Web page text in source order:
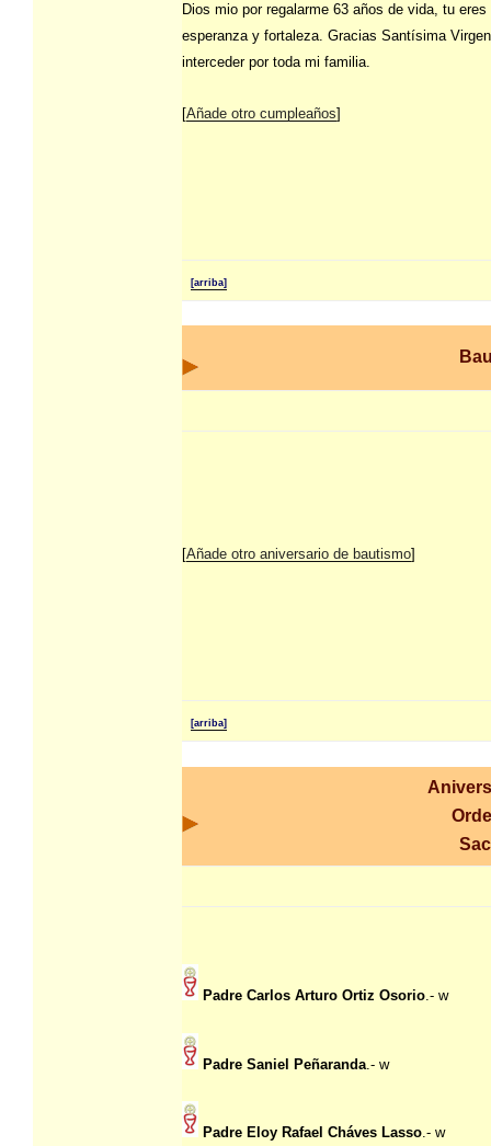
Dios mio por regalarme 63 años de vida, tu eres
esperanza y fortaleza. Gracias Santísima
interceder por toda mi familia.
[Añade otro cumpleaños]
[arriba]
[Añade otro aniversario de bautismo]
[arriba]
Padre Carlos Arturo Ortiz Osorio.- w
Padre Saniel Peñaranda .- w
Padre Eloy Rafael Cháves Lasso.- w